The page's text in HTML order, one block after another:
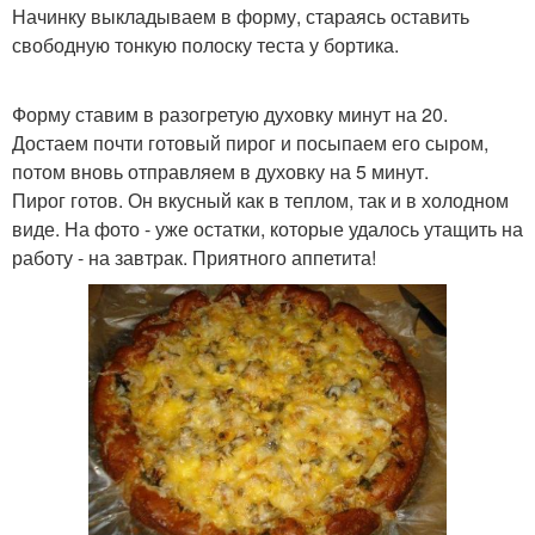
Начинку выкладываем в форму, стараясь оставить
свободную тонкую полоску теста у бортика.
Форму ставим в разогретую духовку минут на 20.
Достаем почти готовый пирог и посыпаем его сыром,
потом вновь отправляем в духовку на 5 минут.
Пирог готов. Он вкусный как в теплом, так и в холодном
виде. На фото - уже остатки, которые удалось утащить на
работу - на завтрак. Приятного аппетита!